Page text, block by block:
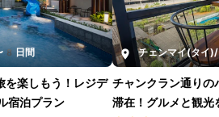
日間
を楽しもう！レジデ
宿泊プラン
チェンマイ(タイ)/
チャンクラン通り
滞在！グルメと観光